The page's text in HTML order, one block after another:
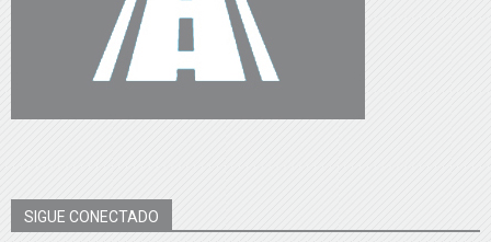
SIGUE CONECTADO